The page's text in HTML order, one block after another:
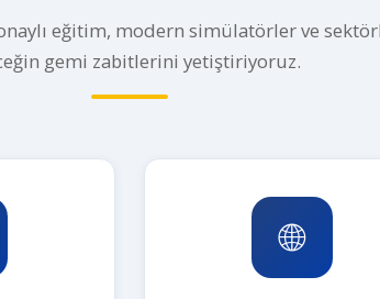
onaylı eğitim, modern simülatörler ve
gemi zabitlerini yetiştiriyoruz.
🌐